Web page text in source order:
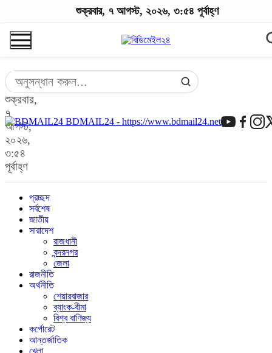
শুক্রবার,
৭
আগস্ট,
২০২৬,
৩:৫৪
পূর্বাহ্ণ
BDMAIL24 - https://www.bdmail24.net
প্রচ্ছদ
সর্বশেষ
জাতীয়
সারাদেশ
রাজধানী
বন্দরনগর
জেলা
রাজনীতি
অর্থনীতি
শেয়ারবাজার
ব্যাংক-বীমা
বিশ্ব বাণিজ্য
কর্পোরেট
আন্তর্জাতিক
খেলা
শুক্রবার, ৭ আগস্ট, ২০২৬, ৩:৫৪ পূর্বাহ্ণ